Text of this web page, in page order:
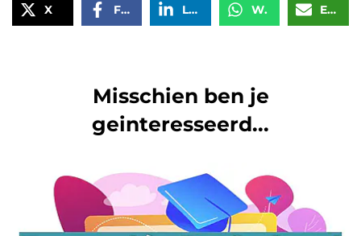
X Facebook LinkedIn WhatsApp Email
Misschien ben je
geinteresseerd...